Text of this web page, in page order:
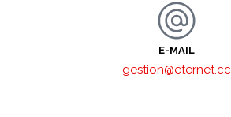
E-MAIL
gestion@eternet.cc